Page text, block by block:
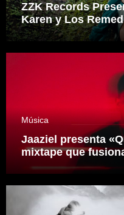
ZZK Records
Karen y Los
Música
Jaaziel presenta
mixtape que
electrónica desde
inspirado en el